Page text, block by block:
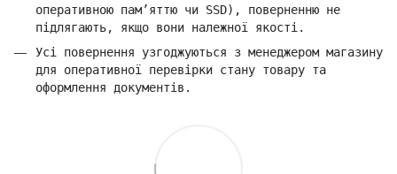
оперативною пам’яттю чи SSD), поверненню не
підлягають, якщо вони належної якості.
Усі повернення узгоджуються з менеджером магазину
для оперативної перевірки стану товару та
оформлення документів.